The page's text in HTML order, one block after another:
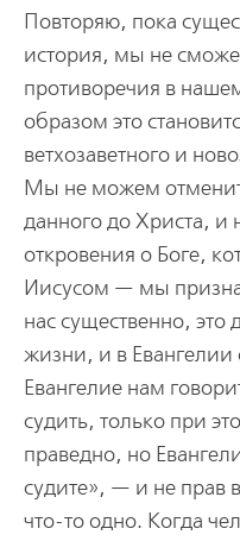
Повторяю, пока
история, мы не
противоречия в
образом это
ветхозаветного и
Мы не можем
данного до Христа, и
откровения о Боге,
Иисусом — мы
нас существенно,
жизни, и в Евангелии
Евангелие нам
судить, только при
праведно, но
судите», — и не прав
что-то одно. Когда